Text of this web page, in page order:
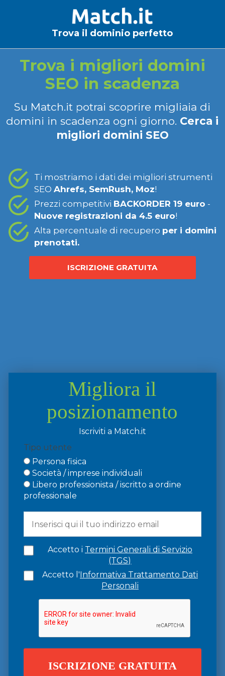
Trova il dominio perfetto
Trova i migliori domini
SEO in scadenza
Su Match.it potrai scoprire migliaia di
domini in scadenza ogni giorno. Cerca i
migliori domini SEO
Ti mostriamo i dati dei migliori strumenti
SEO Ahrefs, SemRush, Moz!
Prezzi competitivi BACKORDER 19 euro -
Nuove registrazioni da 4.5 euro!
Alta percentuale di recupero per i domini
prenotati.
ISCRIZIONE GRATUITA
Migliora il
posizionamento
Iscriviti a Match.it
Tipo utente
Persona fisica
Società / imprese individuali
Libero professionista / iscritto a ordine
professionale
Accetto i Termini Generali di Servizio
(TGS)
Accetto l'Informativa Trattamento Dati
Personali